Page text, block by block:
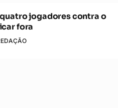
jogadores contra o
fora